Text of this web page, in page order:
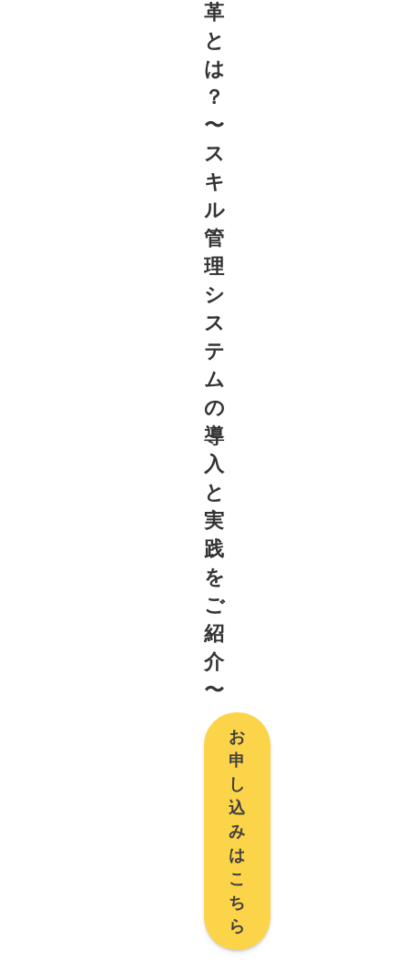
革
と
は
？
〜
ス
キ
ル
管
理
シ
ス
テ
ム
の
導
入
と
実
践
を
ご
紹
介
〜
お
申
し
込
み
は
こ
ち
ら